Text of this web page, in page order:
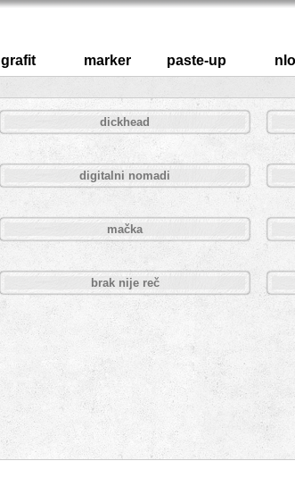
grafit marker paste-up nlo
dickhead
digitalni nomadi
mačka
brak nije reč